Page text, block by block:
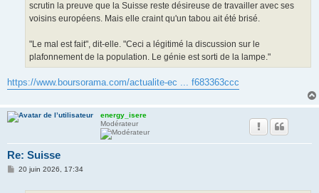
scrutin la preuve que la Suisse reste désireuse de travailler avec ses
voisins européens. Mais elle craint qu'un tabou ait été brisé.
"Le mal est fait", dit-elle. "Ceci a légitimé la discussion sur le
plafonnement de la population. Le génie est sorti de la lampe."
https://www.boursorama.com/actualite-ec ... f683363ccc
energy_isere
Modérateur
Re: Suisse
M20 juin 2026, 17:34